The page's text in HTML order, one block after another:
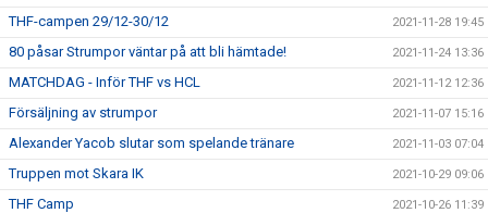
THF-campen 29/12-30/12 2021-11-28 19:45
80 påsar Strumpor väntar på att bli hämtade! 2021-11-24 13:36
MATCHDAG - Inför THF vs HCL 2021-11-12 12:36
Försäljning av strumpor 2021-11-07 15:16
Alexander Yacob slutar som spelande tränare 2021-11-03 07:04
Truppen mot Skara IK 2021-10-29 09:06
THF Camp 2021-10-26 11:39